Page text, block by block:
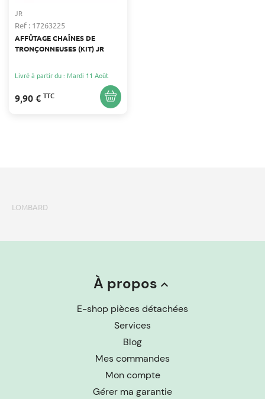
JR
Ref : 17263225
AFFÛTAGE CHAÎNES DE
TRONÇONNEUSES (KIT) JR
Livré à partir du : Mardi 11 Août
9,90 € TTC
LOMBARD
À propos keyboard_arrow_up
E-shop pièces détachées
Services
Blog
Mes commandes
Mon compte
Gérer ma garantie